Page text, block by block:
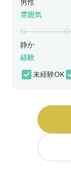
男性
雰囲気
静か
経験
未経験OK